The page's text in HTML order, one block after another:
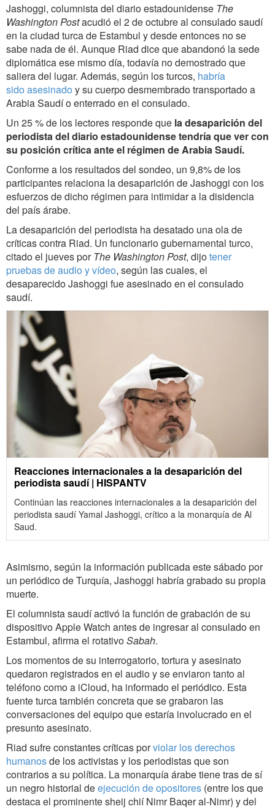
Jashoggi, columnista del diario estadounidense The
Washington Postacudió el 2 de octubre al consulado saudí
en la ciudad turca de Estambul y desde entonces no se
sabe nada de él. Aunque Riad dice que abandonó la sede
diplomática ese mismo día, todavía no demostrado que
saliera del lugar. Además, según los turcos, habría
sido asesinado y su cuerpo desmembrado transportado a
Arabia Saudí o enterrado en el consulado.
Un 25 % de los lectores responde que la desaparición del
periodista del diario estadounidense tendría que ver con
su posición crítica ante el régimen de Arabia Saudí.
Conforme a los resultados del sondeo, un 9,8% de los
participantes relaciona la desaparición de Jashoggi con los
esfuerzos de dicho régimen para intimidar a la disidencia
del país árabe.
La desaparición del periodista ha desatado una ola de
críticas contra Riad. Un funcionario gubernamental turco,
citado el jueves por The Washington Post, dijotener
pruebas de audio y vídeo, según las cuales, el
desaparecido Jashoggi fue asesinado en el consulado
saudí.
Reacciones internacionales a la desaparición del
periodista saudí | HISPANTV
Continúan las reacciones internacionales a la desaparición del
periodista saudí Yamal Jashoggi, crítico a la monarquía de Al
Saud.
Asimismo, según la información publicada este sábado por
un periódico de Turquía, Jashoggi habría grabado su propia
muerte.
El columnista saudí activó la función de grabación de su
dispositivo Apple Watch antes de ingresar al consulado en
Estambul, afirma el rotativoSabah.
Los momentos de su interrogatorio, tortura y asesinato
quedaron registrados en el audio y se enviaron tanto al
teléfono como a iCloud, ha informado el periódico. Esta
fuente turca también concreta que se grabaron las
conversaciones del equipo que estaría involucrado en el
presunto asesinato.
Riad sufre constantes críticas porviolar los derechos
humanosde los activistas y los periodistas que son
contrarios a su política. La monarquía árabe tiene tras de sí
un negro historial deejecución de opositores (entre los que
destaca el prominente sheij chií Nimr Baqer al-Nimr) y del